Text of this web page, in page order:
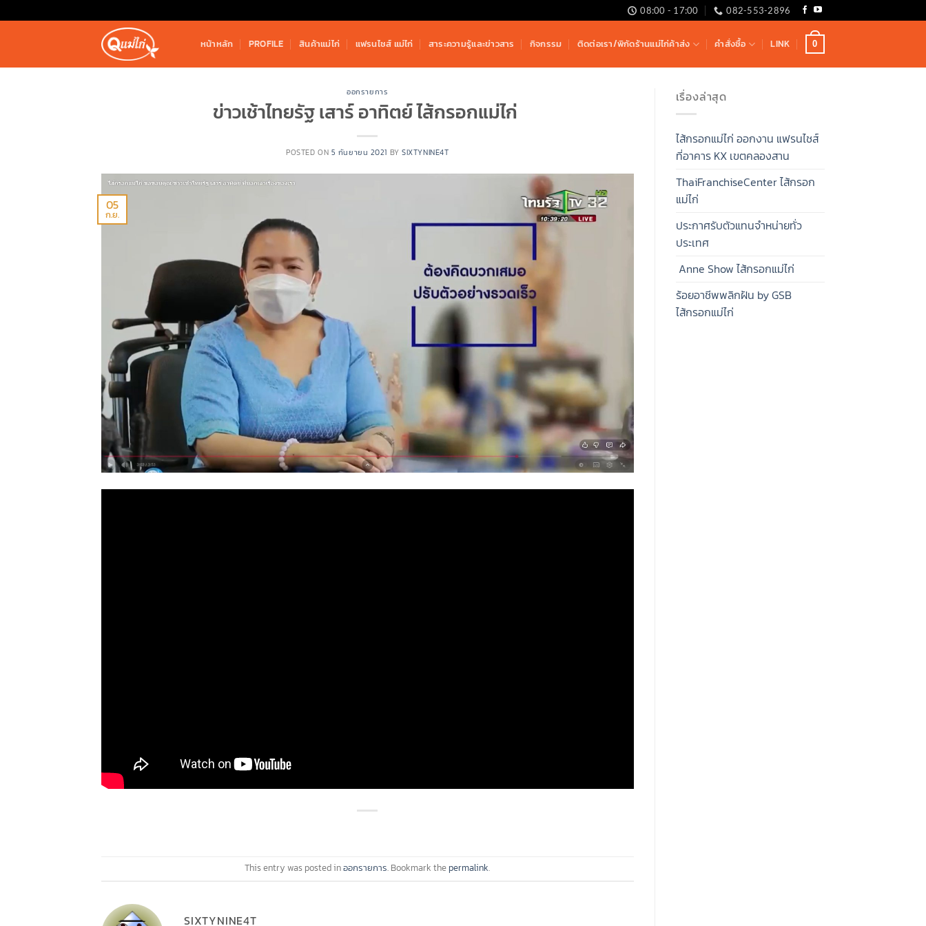
to
08:00 - 17:00 082-553-2896
หน้าหลัก PROFILE สินค้าแม่ไก่ แฟรนไชส์ แม่ไก่ สาระความรู้และข่าวสาร กิจกรรม ติดต่อเรา/พิกัดร้านแม่ไก่ค้าส่ง คำสั่งซื้อ LINK 0
ออกรายการ
ข่าวเช้าไทยรัฐ เสาร์ อาทิตย์ ไส้กรอกแม่ไก่
POSTED ON 5 กันยายน 2021 BYSIXTYNINE4T
05
ก.ย.
This entry was posted inออกรายการ. Bookmark the permalink.
SIXTYNINE4T
เรื่องล่าสุด
ไส้กรอกแม่ไก่ ออกงาน แฟรนไชส์
ที่อาคาร KX เขตคลองสาน
ThaiFranchiseCenter ไส้กรอก
แม่ไก่
ประกาศรับตัวแทนจำหน่ายทั่ว
ประเทศ
Anne Show ไส้กรอกแม่ไก่
ร้อยอาชีพพลิกฝัน by GSB
ไส้กรอกแม่ไก่